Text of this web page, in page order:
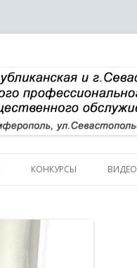
КОНКУРСЫ ВИДЕО